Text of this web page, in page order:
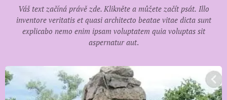
Váš text začíná právě zde. Klikněte a můžete začít psát. Illo
inventore veritatis et quasi architecto beatae vitae dicta sunt
explicabo nemo enim ipsam voluptatem quia voluptas sit
aspernatur aut.